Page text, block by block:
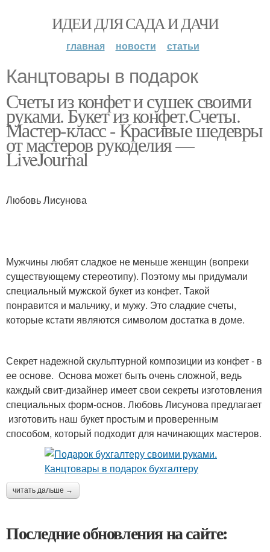
ИДЕИ ДЛЯ САДА И ДАЧИ
главная новости статьи
Канцтовары в подарок
Счеты из конфет и сушек своими
руками. Букет из конфет.Счеты.
Мастер-класс - Красивые шедевры
от мастеров рукоделия —
LiveJournal
Любовь Лисунова
Мужчины любят сладкое не меньше женщин (вопреки
существующему стереотипу). Поэтому мы придумали
специальный мужской букет из конфет. Такой
понравится и мальчику, и мужу. Это сладкие счеты,
которые кстати являются символом достатка в доме.
Секрет надежной скульптурной композиции из конфет - в
ее основе. Основа может быть очень сложной, ведь
каждый свит-дизайнер имеет свои секреты изготовления
специальных форм-основ. Любовь Лисунова предлагает
изготовить наш букет простым и проверенным
способом, который подходит для начинающих мастеров.
читать дальше →
Последние обновления на сайте: